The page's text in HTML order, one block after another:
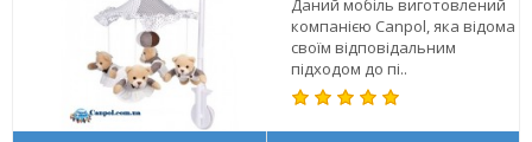
компанією Canpol, яка відома
своїм відповідальним
підходом до пі..